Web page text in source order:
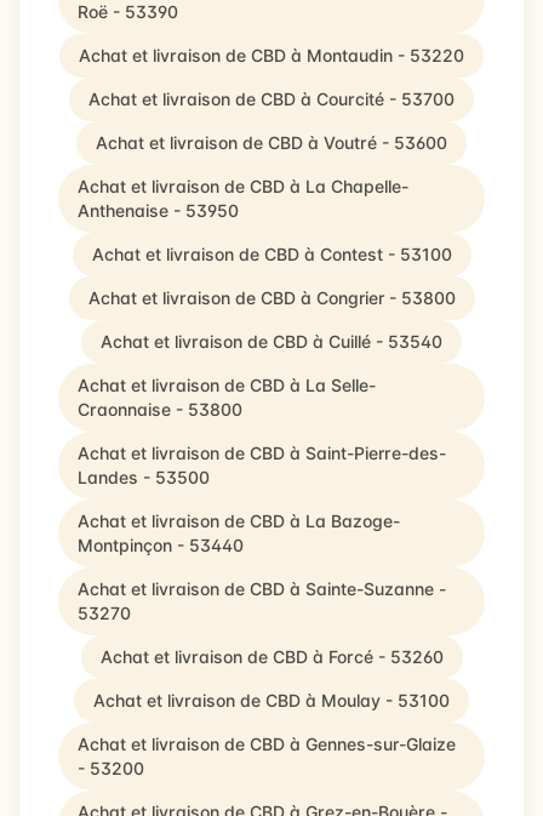
Roë - 53390
Achat et livraison de CBD à Montaudin - 53220
Achat et livraison de CBD à Courcité - 53700
Achat et livraison de CBD à Voutré - 53600
Achat et livraison de CBD à La Chapelle-
Anthenaise - 53950
Achat et livraison de CBD à Contest - 53100
Achat et livraison de CBD à Congrier - 53800
Achat et livraison de CBD à Cuillé - 53540
Achat et livraison de CBD à La Selle-
Craonnaise - 53800
Achat et livraison de CBD à Saint-Pierre-des-
Landes - 53500
Achat et livraison de CBD à La Bazoge-
Montpinçon - 53440
Achat et livraison de CBD à Sainte-Suzanne -
53270
Achat et livraison de CBD à Forcé - 53260
Achat et livraison de CBD à Moulay - 53100
Achat et livraison de CBD à Gennes-sur-Glaize
- 53200
Achat et livraison de CBD à Grez-en-Bouère -